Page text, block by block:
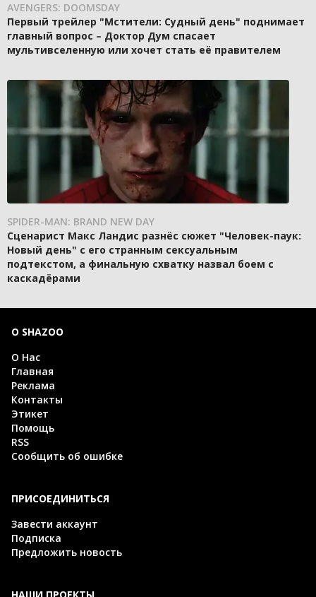
AVENGERS: DOOMSDAY
Первый трейлер "Мстители: Судный день" поднимает
главный вопрос – Доктор Дум спасает
мультивселенную или хочет стать её правителем
SPIDER-MAN: BRAND NEW DAY
Сценарист Макс Ландис разнёс сюжет "Человек-паук:
Новый день" с его странным сексуальным
подтекстом, а финальную схватку назвал боем с
каскадёрами
О SHAZOO
О Нас
Главная
Реклама
Контакты
Этикет
Помощь
RSS
Сообщить об ошибке
ПРИСОЕДИНИТЬСЯ
Завести аккаунт
Подписка
Предложить новость